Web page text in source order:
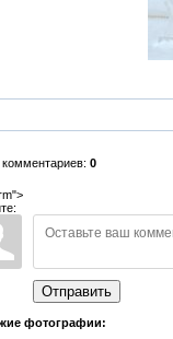
комментариев: 0
Отправить
фотографии: